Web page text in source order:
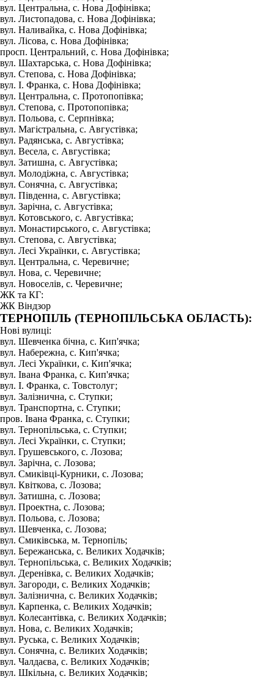
вул. Центральна, с. Нова Дофінівка;
вул. Листопадова, с. Нова Дофінівка;
вул. Наливайка, с. Нова Дофінівка;
вул. Лісова, с. Нова Дофінівка;
просп. Центральний, с. Нова Дофінівка;
вул. Шахтарська, с. Нова Дофінівка;
вул. Степова, с. Нова Дофінівка;
вул. І. Франка, с. Нова Дофінівка;
вул. Центральна, с. Протопопівка;
вул. Степова, с. Протопопівка;
вул. Польова, с. Серпнівка;
вул. Магістральна, с. Августівка;
вул. Радянська, с. Августівка;
вул. Весела, с. Августівка;
вул. Затишна, с. Августівка;
вул. Молодіжна, с. Августівка;
вул. Сонячна, с. Августівка;
вул. Південна, с. Августівка;
вул. Зарічна, с. Августівка;
вул. Котовського, с. Августівка;
вул. Монастирського, с. Августівка;
вул. Степова, с. Августівка;
вул. Лесі Українки, с. Августівка;
вул. Центральна, с. Черевичне;
вул. Нова, с. Черевичне;
вул. Новоселів, с. Черевичне;
ЖК та КГ:
ЖК Віндзор
ТЕРНОПІЛЬ (ТЕРНОПІЛЬСЬКА ОБЛАСТЬ):
Нові вулиці:
вул. Шевченка бічна, с. Кип'ячка;
вул. Набережна, с. Кип'ячка;
вул. Лесі Українки, с. Кип'ячка;
вул. Івана Франка, с. Кип'ячка;
вул. І. Франка, с. Товстолуг;
вул. Залізнична, с. Ступки;
вул. Транспортна, с. Ступки;
пров. Івана Франка, с. Ступки;
вул. Тернопільська, с. Ступки;
вул. Лесі Українки, с. Ступки;
вул. Грушевського, с. Лозова;
вул. Зарічна, с. Лозова;
вул. Смиківці-Курники, с. Лозова;
вул. Квіткова, с. Лозова;
вул. Затишна, с. Лозова;
вул. Проектна, с. Лозова;
вул. Польова, с. Лозова;
вул. Шевченка, с. Лозова;
вул. Смиківська, м. Тернопіль;
вул. Бережанська, с. Великих Ходачків;
вул. Тернопільська, с. Великих Ходачків;
вул. Деренівка, с. Великих Ходачків;
вул. Загороди, с. Великих Ходачків;
вул. Залізнична, с. Великих Ходачків;
вул. Карпенка, с. Великих Ходачків;
вул. Колесантівка, с. Великих Ходачків;
вул. Нова, с. Великих Ходачків;
вул. Руська, с. Великих Ходачків;
вул. Сонячна, с. Великих Ходачків;
вул. Чалдаєва, с. Великих Ходачків;
вул. Шкільна, с. Великих Ходачків;